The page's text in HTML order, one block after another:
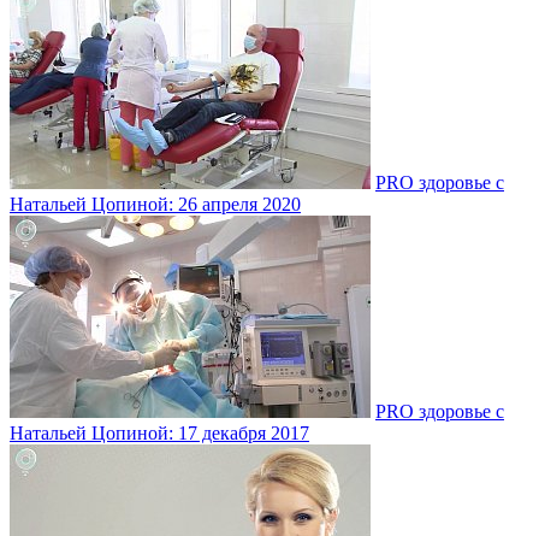
PRO здоровье с
Натальей Цопиной: 26 апреля 2020
PRO здоровье с
Натальей Цопиной: 17 декабря 2017